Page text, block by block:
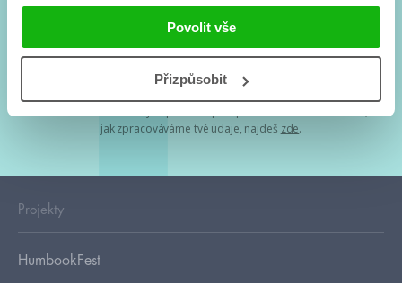
Povolit vše
Přizpůsobit
Souhlasím spodmínkami zpracování osobních údajů
Tvá e-mailová adresa je u nás v bezpečí. Přečti si
jak zpracováváme tvé údaje, najdeš zde.
Projekty
HumbookFest